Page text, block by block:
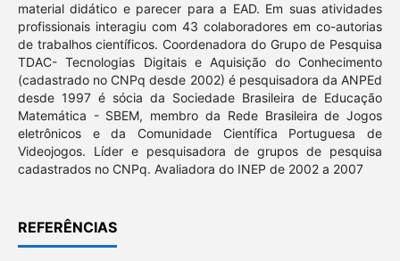
material didático e parecer para a EAD. Em suas atividades
profissionais interagiu com 43 colaboradores em co-autorias
de trabalhos científicos. Coordenadora do Grupo de Pesquisa
TDAC- Tecnologias Digitais e Aquisição do Conhecimento
(cadastrado no CNPq desde 2002) é pesquisadora da ANPEd
desde 1997 é sócia da Sociedade Brasileira de Educação
Matemática - SBEM, membro da Rede Brasileira de Jogos
eletrônicos e da Comunidade Científica Portuguesa de
Videojogos. Líder e pesquisadora de grupos de pesquisa
cadastrados no CNPq. Avaliadora do INEP de 2002 a 2007
REFERÊNCIAS